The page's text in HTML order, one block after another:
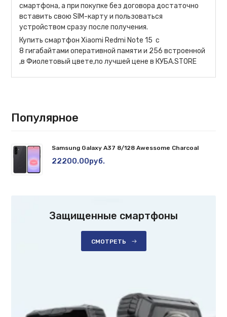
смартфона, а при покупке без договора достаточно
вставить свою SIM-карту и пользоваться
устройством сразу после получения.
Купить смартфон Xiaomi Redmi Note 15 c
8 гигабайтами оперативной памяти и 256 встроенной
,в Фиолетовый цвете,по лучшей цене в КУБА.STORE
Популярное
Samsung Galaxy A37 8/128 Awessome Charcoal
22200.00руб.
Защищенные смартфоны
СМОТРЕТЬ